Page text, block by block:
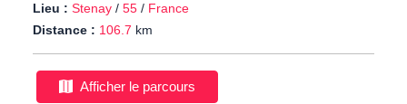
Lieu : Stenay / 55 / France
Distance : 106.7 km
Afficher le parcours